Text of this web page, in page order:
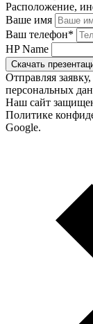
Расположение,
Ваше имя
Ваш телефон*
HP Name
Скачать
Отправляя
персональных
Наш сайт
Политике
Google.